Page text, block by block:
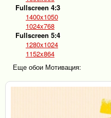
Fullscreen 4:3
1400x1050
1024x768
Fullscreen 5:4
1280x1024
1152x864
Еще обои Мотивация: